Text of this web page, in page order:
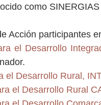
como
Acción participantes
el Desarrollo
el Desarrollo Rural,
el Desarrollo Rural